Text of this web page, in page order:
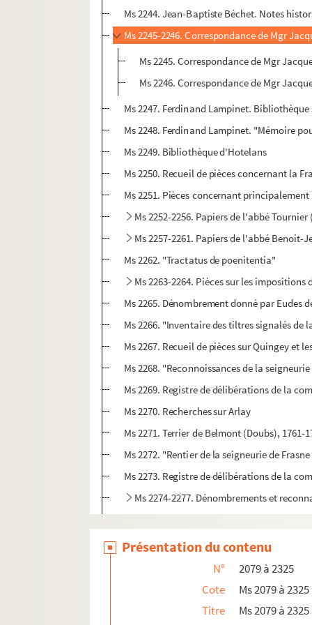
Ms 2244. Jean-Baptiste Béchet. Notes
Ms 2245-2246. Correspondance de Mgr
Ms 2245. Correspondance de Mgr
Ms 2246. Correspondance de Mgr
Ms 2247. Ferdinand Lampinet.
Ms 2248. Ferdinand Lampinet. "Mémoire
Ms 2249. Bibliothèque d'Hotelans
Ms 2250. Recueil de pièces concernant la
Ms 2251. Pièces concernant
Ms 2252-2256. Papiers de l'abbé Tournier
Ms 2257-2261. Papiers de l'abbé Benoit-
Ms 2262. "Tractatus de poenitentia"
Ms 2263-2264. Pièces sur les
Ms 2265. Dénombrement donné par
Ms 2266. "Inventaire des tiltres signalés de
Ms 2267. Recueil de pièces sur Quingey et
Ms 2268. "Reconnoissances de la
Ms 2269. Registre de délibérations de la
Ms 2270. Recherches sur Arlay
Ms 2271. Terrier de Belmont (Doubs), 1761-
Ms 2272. "Rentier de la seigneurie de
Ms 2273. Registre de délibérations de la
Ms 2274-2277. Dénombrements et
Ms 2279. Registre de comptes de M. de
Ms 2280. Livre de rentes et livre de raison
Ms 2281. Territoire de Membrey et autres
Ms 2282. Arpentement des terres de Vaite
Présentation du contenu
N°
2079 à 2325
Cote
Ms 2079 à 2325
Titre
Ms 2079 à 2325